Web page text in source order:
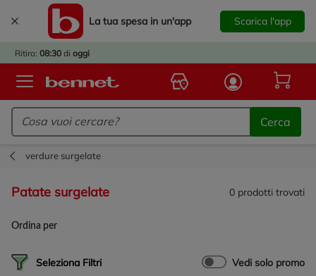
La tua spesa in un'app Scarica l'app
Ritiro: 08:30 di oggi
Logo Bennet - Torna alla homepage
Cerca
IL
verdure surgelate
patate surgelate 0 prodotti trovati
Seleziona Filtri Vedi solo promo
Ordina per